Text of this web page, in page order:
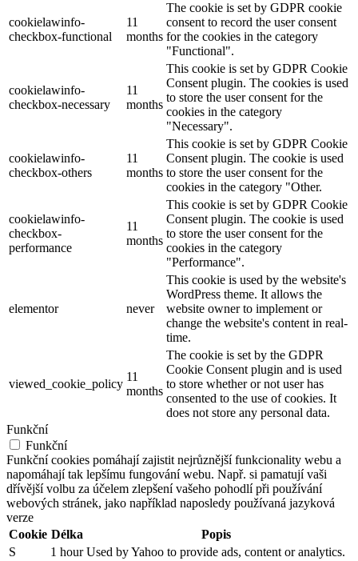
cookielawinfo-
checkbox-functional
11
months
The cookie is set by GDPR cookie
consent to record the user consent
for the cookies in the category
"Functional".
cookielawinfo-
checkbox-necessary
11
months
This cookie is set by GDPR Cookie
Consent plugin. The cookies is used
to store the user consent for the
cookies in the category
"Necessary".
cookielawinfo-
checkbox-others
11
months
This cookie is set by GDPR Cookie
Consent plugin. The cookie is used
to store the user consent for the
cookies in the category "Other.
cookielawinfo-
checkbox-
performance
11
months
This cookie is set by GDPR Cookie
Consent plugin. The cookie is used
to store the user consent for the
cookies in the category
"Performance".
elementor never
This cookie is used by the website's
WordPress theme. It allows the
website owner to implement or
change the website's content in real-
time.
viewed_cookie_policy
11
months
The cookie is set by the GDPR
Cookie Consent plugin and is used
to store whether or not user has
consented to the use of cookies. It
does not store any personal data.
Funkční
Funkční
Funkční cookies pomáhají zajistit nejrůznější funkcionality webu a
napomáhají tak lepšímu fungování webu. Např. si pamatují vaši
dřívější volbu za účelem zlepšení vašeho pohodlí při používání
webových stránek, jako například naposledy používaná jazyková
verze
Cookie Délka
Popis
S
1 hour Used by Yahoo to provide ads, content or analytics.